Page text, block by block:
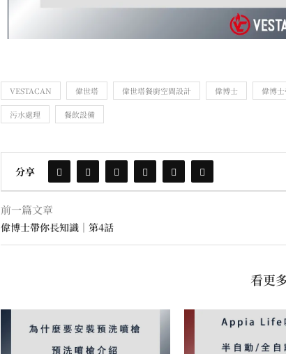
VESTACAN 偉世塔 偉世塔餐廚空間設計 偉博士 偉博
污水處理 餐飲設備
分享
前一篇文章
偉博士帶你長知識｜第4話
看更